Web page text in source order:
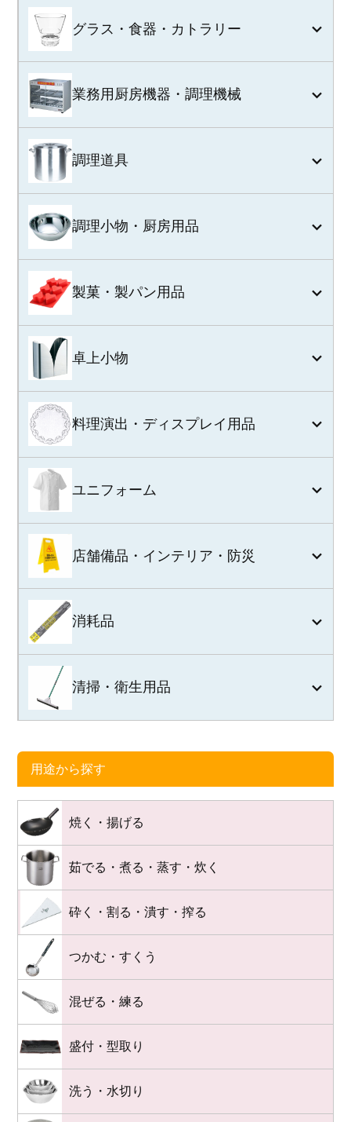
グラス・食器・カトラリー
業務用厨房機器・調理機械
調理道具
調理小物・厨房用品
製菓・製パン用品
卓上小物
料理演出・ディスプレイ用品
ユニフォーム
店舗備品・インテリア・防災
消耗品
清掃・衛生用品
用途から探す
焼く・揚げる
茹でる・煮る・蒸す・炊く
砕く・割る・潰す・搾る
つかむ・すくう
混ぜる・練る
盛付・型取り
洗う・水切り